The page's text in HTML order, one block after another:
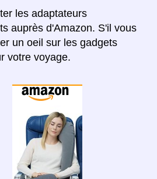
les adaptateurs
auprès d'Amazon. S'il vous
un oeil sur les gadgets
votre voyage.